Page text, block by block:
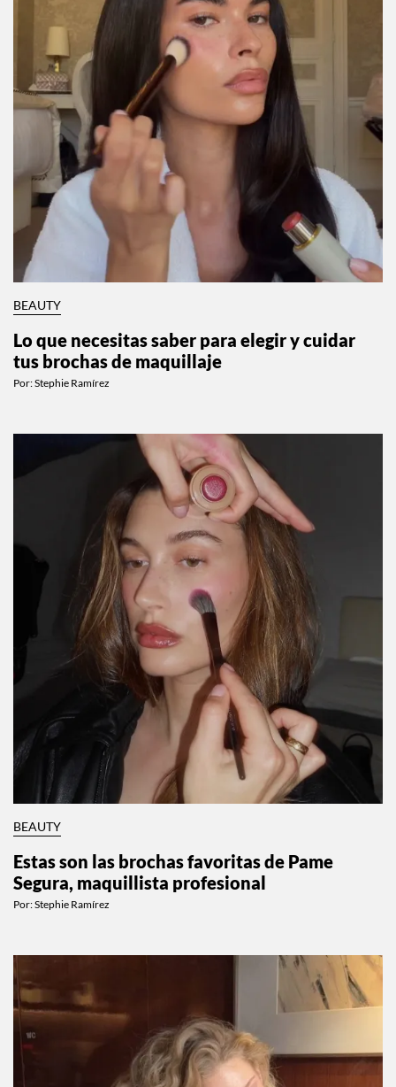
BEAUTY
Lo que necesitas saber para elegir y cuidar
tus brochas de maquillaje
Por:Stephie Ramírez
BEAUTY
Estas son las brochas favoritas de Pame
Segura, maquillista profesional
Por:Stephie Ramírez